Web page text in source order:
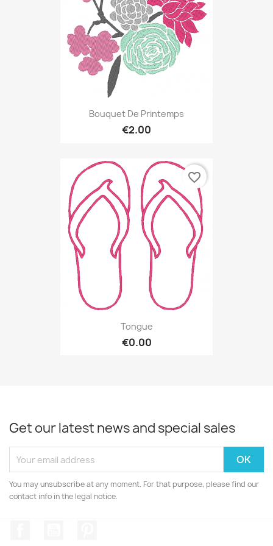
Bouquet De Printemps
€2.00
Tongue
€0.00
favorite_border
Get our latest news and special sales
You may unsubscribe at any moment. For that purpose, please find our
contact info in the legal notice.